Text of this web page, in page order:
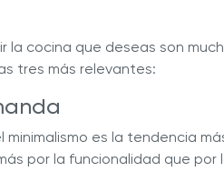
la cocina que deseas son
tres más relevantes:
minimalismo es la tendencia
por la funcionalidad que